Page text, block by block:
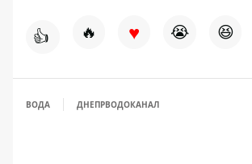
👍 🔥 ♥ 😭 😆
ВОДА ДНЕПРВОДОКАНАЛ